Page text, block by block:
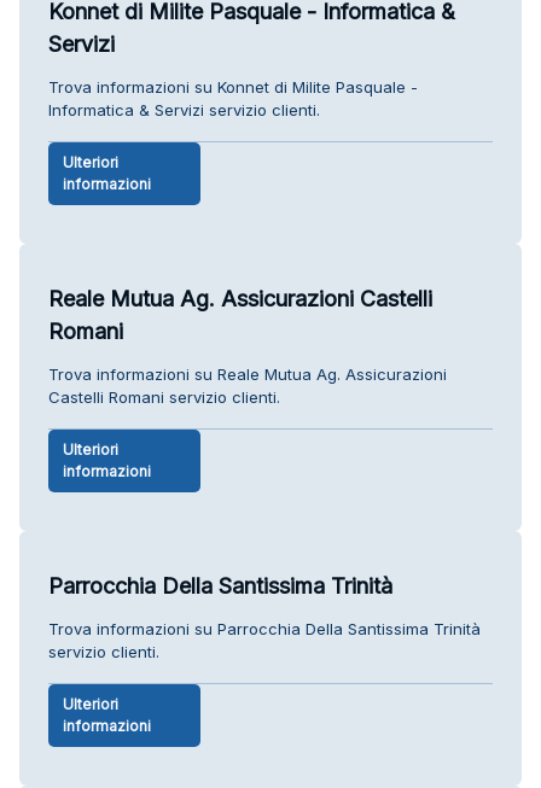
Konnet di Milite Pasquale - Informatica &
Servizi
Trova informazioni su Konnet di Milite Pasquale -
Informatica & Servizi servizio clienti.
Ulteriori
informazioni
Reale Mutua Ag. Assicurazioni Castelli
Romani
Trova informazioni su Reale Mutua Ag. Assicurazioni
Castelli Romani servizio clienti.
Ulteriori
informazioni
Parrocchia Della Santissima Trinità
Trova informazioni su Parrocchia Della Santissima Trinità
servizio clienti.
Ulteriori
informazioni